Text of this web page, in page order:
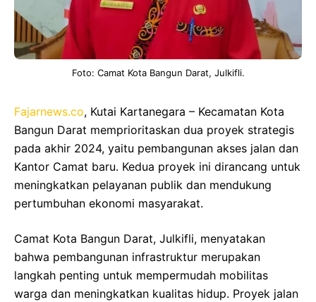
Foto: Camat Kota Bangun Darat, Julkifli.
Fajarnews.co, Kutai Kartanegara – Kecamatan Kota
Bangun Darat memprioritaskan dua proyek strategis
pada akhir 2024, yaitu pembangunan akses jalan dan
Kantor Camat baru. Kedua proyek ini dirancang untuk
meningkatkan pelayanan publik dan mendukung
pertumbuhan ekonomi masyarakat.
Camat Kota Bangun Darat, Julkifli, menyatakan
bahwa pembangunan infrastruktur merupakan
langkah penting untuk mempermudah mobilitas
warga dan meningkatkan kualitas hidup. Proyek jalan